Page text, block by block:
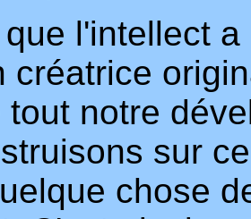
l'intellect a
créatrice
tout notre
sur
chose